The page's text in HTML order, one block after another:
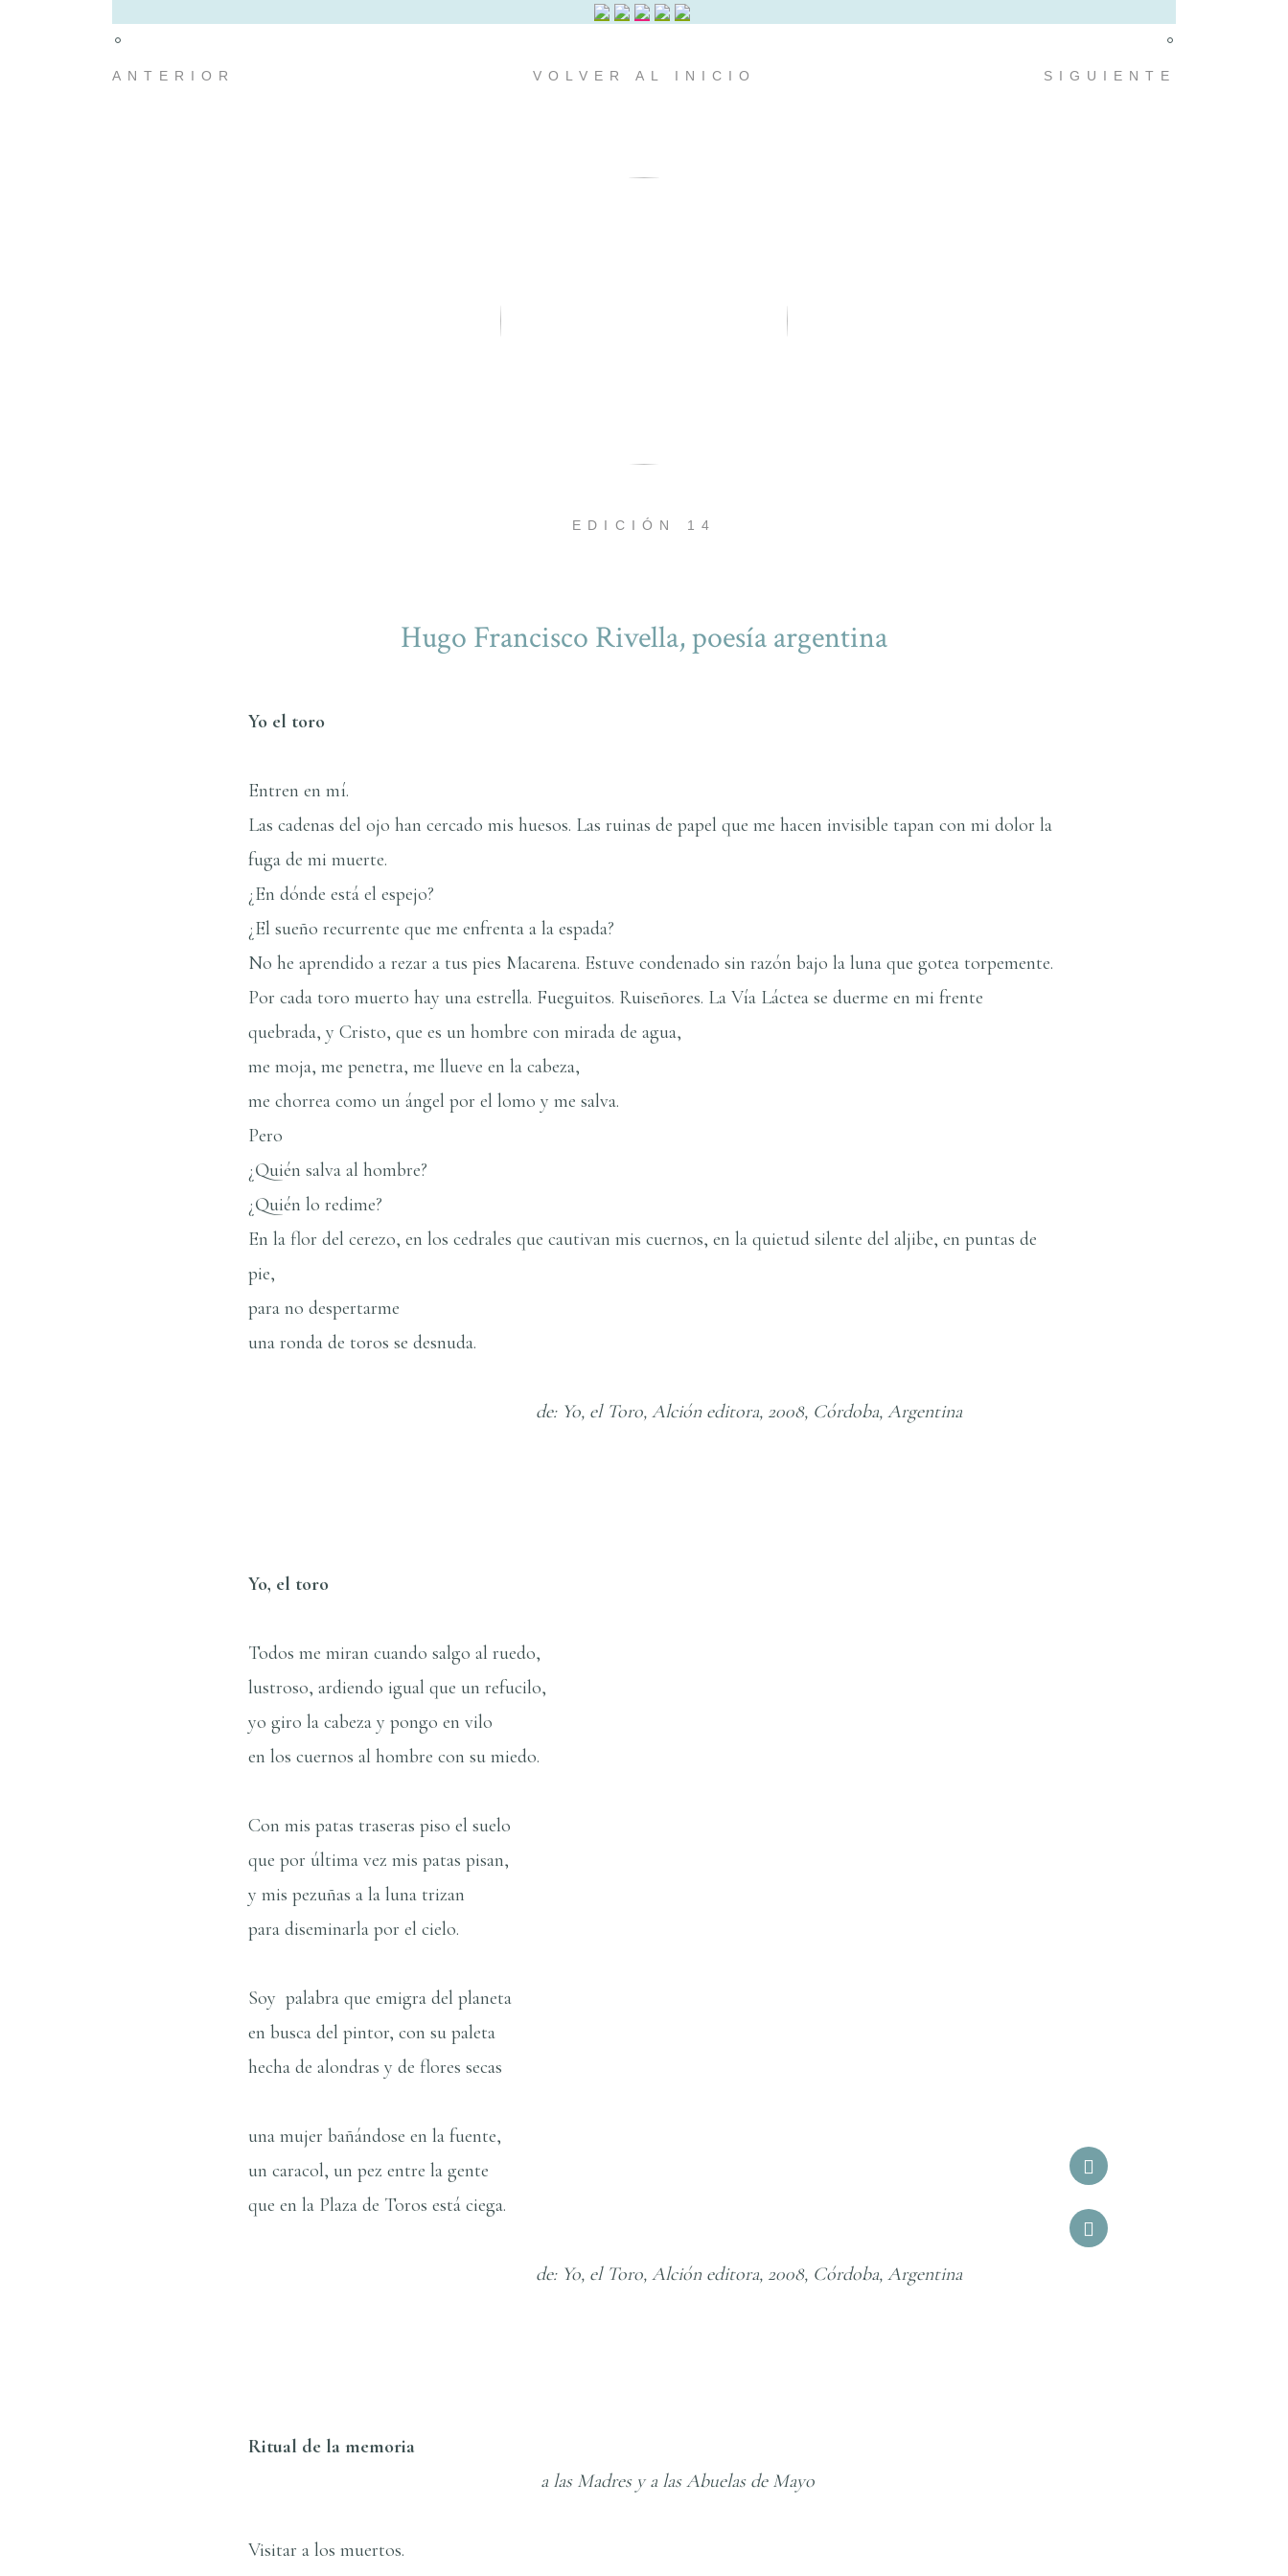
ANTERIOR VOLVER AL INICIO SIGUIENTE
EDICIÓN 14
Hugo Francisco Rivella, poesí­a argentina
Yo el toro
Entren en mí­.
Las cadenas del ojo han cercado mis huesos. Las ruinas de papel que me hacen invisible tapan con mi dolor la
fuga de mi muerte.
¿En dónde está el espejo?
¿El sueño recurrente que me enfrenta a la espada?
No he aprendido a rezar a tus pies Macarena. Estuve condenado sin razón bajo la luna que gotea torpemente.
Por cada toro muerto hay una estrella. Fueguitos. Ruiseñores. La Ví­a Láctea se duerme en mi frente
quebrada, y Cristo, que es un hombre con mirada de agua,
me moja, me penetra, me llueve en la cabeza,
me chorrea como un ángel por el lomo y me salva.
Pero
¿Quién salva al hombre?
¿Quién lo redime?
En la flor del cerezo, en los cedrales que cautivan mis cuernos, en la quietud silente del aljibe, en puntas de
pie,
para no despertarme
una ronda de toros se desnuda.
de: Yo, el Toro, Alción editora, 2008, Córdoba, Argentina
Yo, el toro
Todos me miran cuando salgo al ruedo,
lustroso, ardiendo igual que un refucilo,
yo giro la cabeza y pongo en vilo
en los cuernos al hombre con su miedo.
Con mis patas traseras piso el suelo
que por última vez mis patas pisan,
y mis pezuñas a la luna trizan
para diseminarla por el cielo.
Soy palabra que emigra del planeta
en busca del pintor, con su paleta
hecha de alondras y de flores secas
una mujer bañándose en la fuente,
un caracol, un pez entre la gente
que en la Plaza de Toros está ciega.
de: Yo, el Toro, Alción editora, 2008, Córdoba, Argentina
Ritual de la memoria
a las Madres y a las Abuelas de Mayo
Visitar a los muertos.